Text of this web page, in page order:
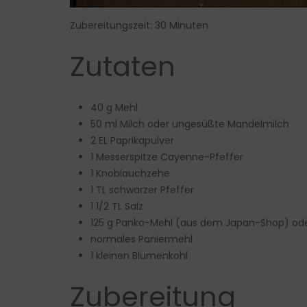
Zubereitungszeit: 30 Minuten
Zutaten
40 g Mehl
50 ml Milch oder ungesüßte Mandelmilch
2 EL Paprikapulver
1 Messerspitze Cayenne-Pfeffer
1 Knoblauchzehe
1 TL schwarzer Pfeffer
1 1/2 TL Salz
125 g Panko-Mehl (aus dem Japan-Shop)
normales Paniermehl
1 kleinen Blumenkohl
Zubereitung